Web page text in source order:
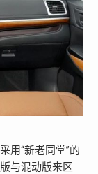
用“新老同堂”的
与混动版来区